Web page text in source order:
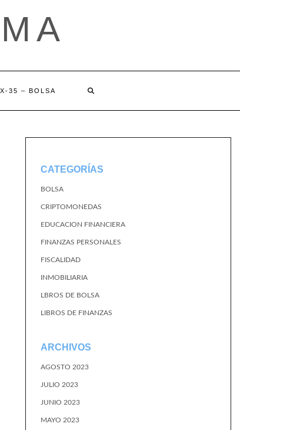
35 – BOLSA
CATEGORÍAS
BOLSA
CRIPTOMONEDAS
EDUCACION FINANCIERA
FINANZAS PERSONALES
FISCALIDAD
INMOBILIARIA
LBROS DE BOLSA
LIBROS DE FINANZAS
ARCHIVOS
AGOSTO 2023
JULIO 2023
JUNIO 2023
MAYO 2023